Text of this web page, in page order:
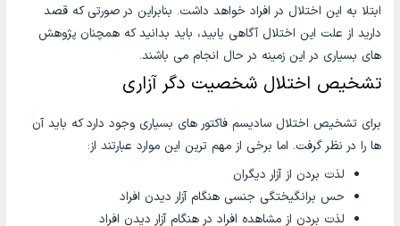
ابتلا به این اختلال در افراد خواهد داشت. بنابراین در صورتی که قصد
دارید از علت این اختلال آگاهی یابید، باید بدانید که همچنان پژوهش
های بسیاری در این زمینه در حال انجام می باشند.
تشخیص اختلال شخصیت دگر آزاری
برای تشخیص اختلال سادیسم فاکتور های بسیاری وجود دارد که باید آن
ها را در نظر گرفت. اما برخی از مهم ترین این موارد عبارتند از:
لذت بردن از آزار دیگران
حس برانگیختگی جنسی هنگام آزار دیدن افراد
لذت بردن از مشاهده افراد در هنگام آزار دیدن افراد